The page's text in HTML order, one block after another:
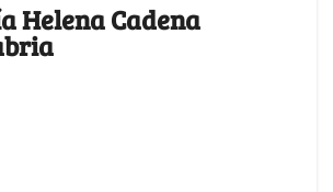
Helena Cadena